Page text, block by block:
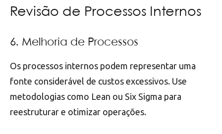
Revisão de Processos Internos
6. Melhoria de Processos
Os processos internos podem representar uma
fonte considerável de custos excessivos. Use
metodologias como Lean ou Six Sigma para
reestruturar e otimizar operações.